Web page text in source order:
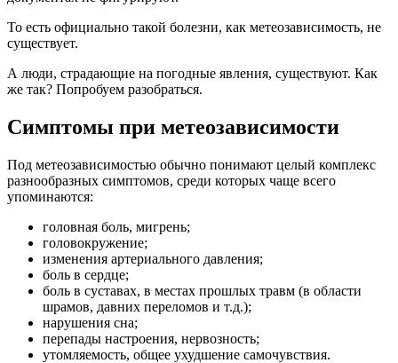
То есть официально такой болезни, как метеозависимость, не
существует.
А люди, страдающие на погодные явления, существуют. Как
же так? Попробуем разобраться.
Симптомы при метеозависимости
Под метеозависимостью обычно понимают целый комплекс
разнообразных симптомов, среди которых чаще всего
упоминаются:
головная боль, мигрень;
головокружение;
изменения артериального давления;
боль в сердце;
боль в суставах, в местах прошлых травм (в области
шрамов, давних переломов и т.д.);
нарушения сна;
перепады настроения, нервозность;
утомляемость, общее ухудшение самочувствия.